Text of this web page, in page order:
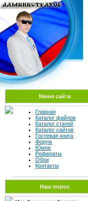
Меню сайта
Главная
Каталог файлов
Каталог статей
Каталог сайтов
Гостевая книга
Форум
Юмор
Рефераты
Обои
Контакты
Наш опрос